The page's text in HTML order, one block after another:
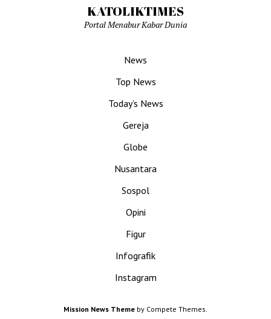
KATOLIKTIMES
Portal Menabur Kabar Dunia
News
Top News
Today’s News
Gereja
Globe
Nusantara
Sospol
Opini
Figur
Infografik
Instagram
Mission News Theme by Compete Themes.